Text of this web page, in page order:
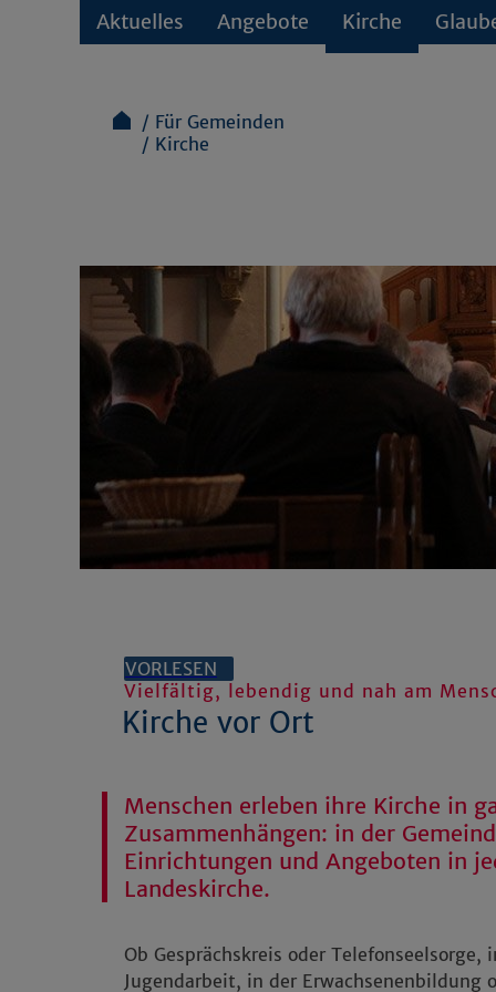
Aktuelles Angebote Kirche
Für Gemeinden
Kirche
VORLESEN
Vielfältig, lebendig und nah am
Kirche vor Ort
Menschen erleben ihre Kirche in
Zusammenhängen: in der
Einrichtungen und Angeboten in
Landeskirche.
Ob Gesprächskreis oder
Jugendarbeit, in der Erwachsenenbildung